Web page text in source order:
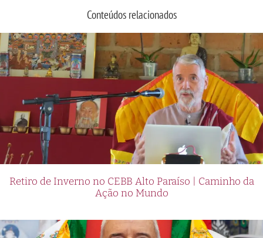
Conteúdos relacionados
Retiro de Inverno no CEBB Alto Paraíso | Caminho da
Ação no Mundo